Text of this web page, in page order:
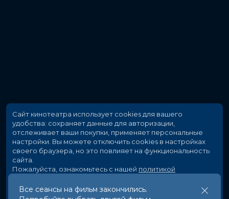
Все сеансы на фильм закончились.
Сайт кинотеатра использует cookies для вашего
удобства: сохраняет данные для авторизации,
отслеживает ваши покупки, применяет персональные
настройки. Вы можете отключить cookies в настройках
своего браузера, но это повлияет на функциональность
сайта.
Пожалуйста, ознакомьтесь с нашей политикой